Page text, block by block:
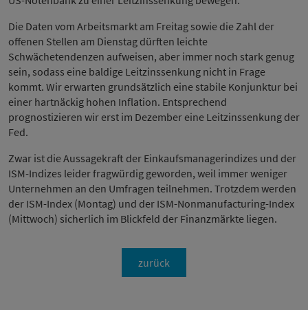
Die Daten vom Arbeitsmarkt am Freitag sowie die Zahl der
offenen Stellen am Dienstag dürften leichte
Schwächetendenzen aufweisen, aber immer noch stark genug
sein, sodass eine baldige Leitzinssenkung nicht in Frage
kommt. Wir erwarten grundsätzlich eine stabile Konjunktur bei
einer hartnäckig hohen Inflation. Entsprechend
prognostizieren wir erst im Dezember eine Leitzinssenkung der
Fed.
Zwar ist die Aussagekraft der Einkaufsmanagerindizes und der
ISM-Indizes leider fragwürdig geworden, weil immer weniger
Unternehmen an den Umfragen teilnehmen. Trotzdem werden
der ISM-Index (Montag) und der ISM-Nonmanufacturing-Index
(Mittwoch) sicherlich im Blickfeld der Finanzmärkte liegen.
zurück